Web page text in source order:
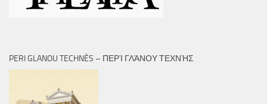
PERI GLANOU TECHNÈS – ΠΕΡῚ ΓΛΆΝΟΥ ΤΕΧΝῊΣ